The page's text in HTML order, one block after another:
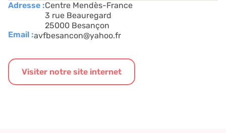
Adresse :Centre Mendès-France
3 rue Beauregard
25000 Besançon
Email :avfbesancon@yahoo.fr
Visiter notre site internet